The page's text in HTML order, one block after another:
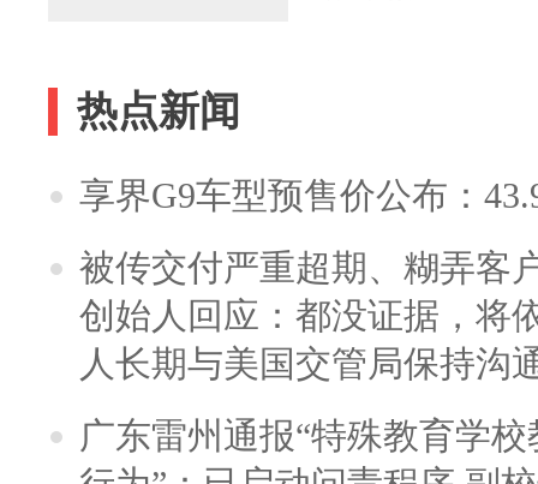
热点新闻
享界G9车型预售价公布：
被传交付严重超期、糊弄客
创始人回应：都没证据，将
人长期与美国交管局保持沟
广东雷州通报“特殊教育学